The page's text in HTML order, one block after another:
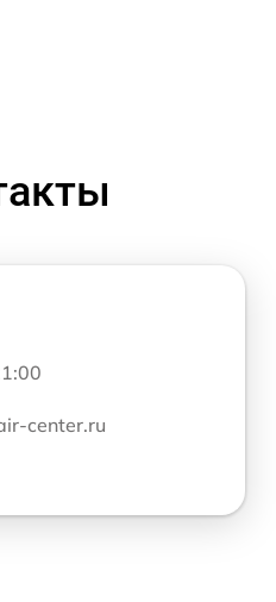
center.ru